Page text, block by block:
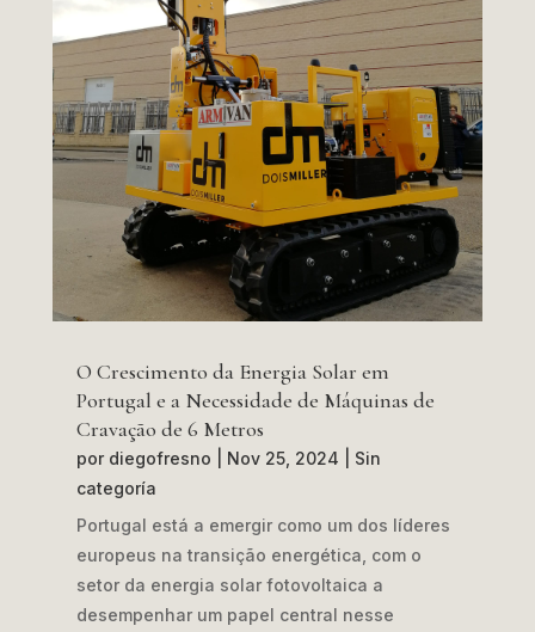
O Crescimento da Energia Solar em
Portugal e a Necessidade de Máquinas de
Cravação de 6 Metros
por diegofresno Nov 25, 2024
Sin
categoría
Portugal está a emergir como um dos líderes
europeus na transição energética, com o
setor da energia solar fotovoltaica a
desempenhar um papel central nesse